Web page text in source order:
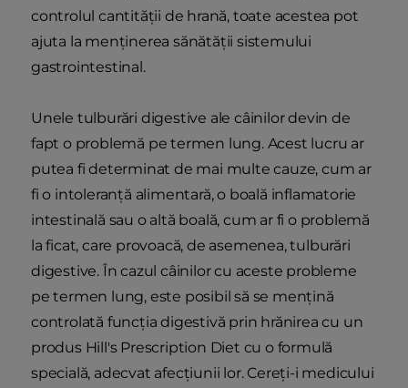
controlul cantității de hrană, toate acestea pot
ajuta la menținerea sănătății sistemului
gastrointestinal.
Unele tulburări digestive ale câinilor devin de
fapt o problemă pe termen lung. Acest lucru ar
putea fi determinat de mai multe cauze, cum ar
fi o intoleranță alimentară, o boală inflamatorie
intestinală sau o altă boală, cum ar fi o problemă
la ficat, care provoacă, de asemenea, tulburări
digestive. În cazul câinilor cu aceste probleme
pe termen lung, este posibil să se mențină
controlată funcția digestivă prin hrănirea cu un
produs Hill's Prescription Diet cu o formulă
specială, adecvat afecțiunii lor. Cereți-i medicului